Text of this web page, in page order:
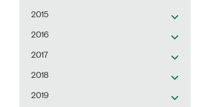
2015
2016
2017
2018
2019